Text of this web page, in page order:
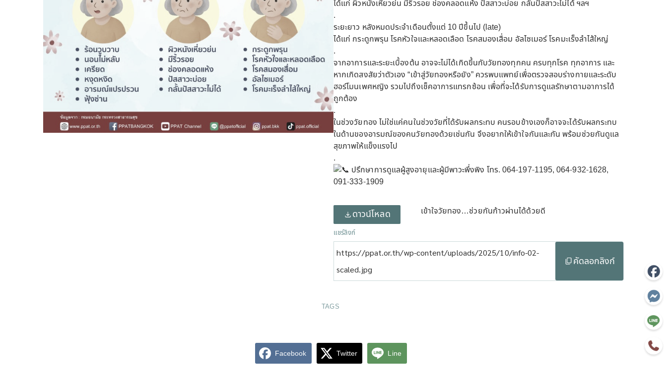
ได้แก่ ผิวหนังเหี่ยวย่น มีริ้วรอย ช่องคลอดแห้ง ปัสสาวะบ่อย กลั้นปัสสาวะไม่ได้ ฯลฯ
.
ระยะยาว หลังหมดประจำเดือนตั้งแต่ 10 ปีขึ้นไป (late)
ได้แก่ กระดูกพรุน โรคหัวใจและหลอดเลือด โรคสมองเสื่อม อัลไซเมอร์ โรคมะเร็งลำไส้ใหญ่
.
จากอาการและระยะเบื้องต้น อาจจะไม่ได้เกิดขึ้นกับวัยทองทุกคน ครบทุกโรค ทุกอาการ และ
หากเกิดสงสัยว่าตัวเอง “เข้าสู่วัยทองหรือยัง” ควรพบแพทย์เพื่อตรวจสอบร่างกายและระดับ
ฮอร์โมนเพศหญิง รวมไปถึงเช็คอาการแทรกซ้อน เพื่อที่จะได้รับการดูแลรักษาตามอาการได้
ถูกต้อง
.
ในช่วงวัยทอง ไม่ใช่แค่คนในช่วงวัยที่ได้รับผลกระทบ คนรอบข้างเองก็อาจจะได้รับผลกระทบ
ในด้านของอารมณ์ของคนวัยทองด้วยเช่นกัน จึงอยากให้เข้าใจกันและกัน พร้อมช่วยกันดูแล
สุขภาพให้แข็งแรงไป
.
ปรึกษาการดูแลผู้สูงอายุและผู้มีพาวะพึ่งพิง โทร. 064-197-1195, 064-932-1628,
091-333-1909
ดาวน์โหลด เข้าใจวัยทอง…ช่วยกันก้าวผ่านได้ด้วยดี
แชร์ลิงก์
https://ppat.or.th/wp-content/uploads/2025/10/info-02-
scaled.jpg
คัดลอกลิงก์
TAGS
Facebook Twitter Line